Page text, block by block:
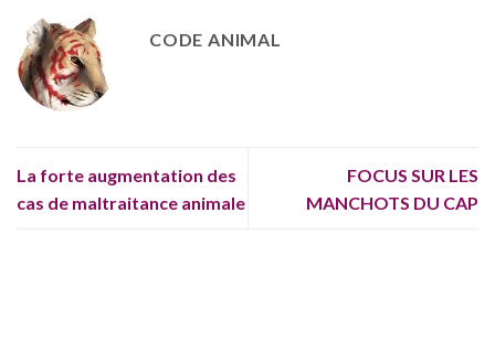
CODE ANIMAL
La forte augmentation des
cas de maltraitance animale
FOCUS SUR LES
MANCHOTS DU CAP